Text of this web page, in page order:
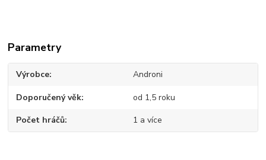
Parametry
Výrobce Androni
Doporučený věk od 1,5 roku
Počet hráčů 1 a více